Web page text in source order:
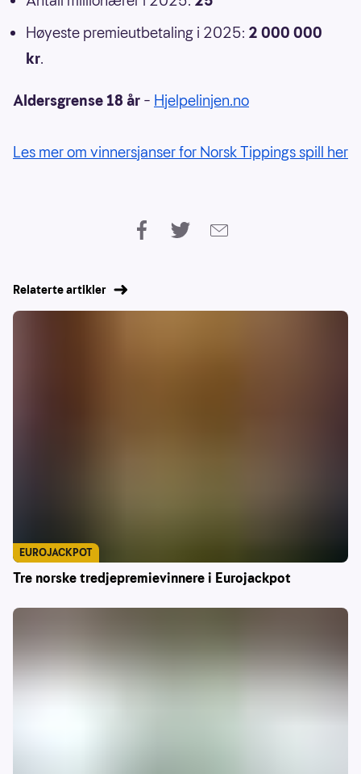
Høyeste premieutbetaling i 2025: 2 000 000
kr.
Aldersgrense 18 år – Hjelpelinjen.no
Les mer om vinnersjanser for Norsk Tippings spill her
Relaterte artikler
Tre norske tredjepremievinnere i Eurojackpot
EUROJACKPOT